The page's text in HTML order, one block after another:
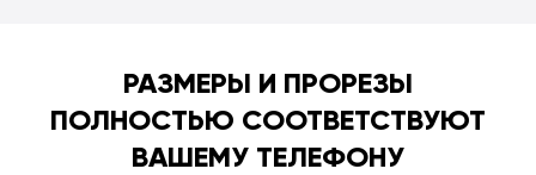
РАЗМЕРЫ И ПРОРЕЗЫ
ПОЛНОСТЬЮ СООТВЕТСТВУЮТ
ВАШЕМУ ТЕЛЕФОНУ